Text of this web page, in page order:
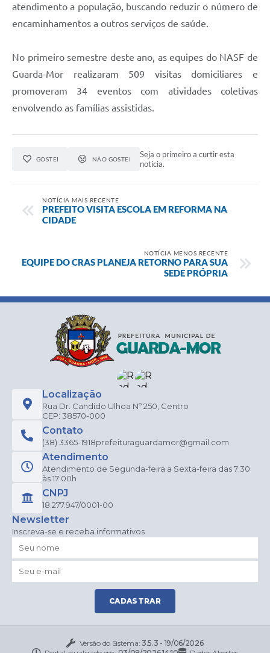
atendimento a população, buscando reduzir o número de
encaminhamentos a outros serviços de saúde.
No primeiro semestre deste ano, as equipes do NASF de
Guarda-Mor realizaram 509 visitas domiciliares e
promoveram 34 eventos com atividades coletivas
envolvendo as famílias assistidas.
GOSTEI NÃO GOSTEI
Seja o primeiro a curtir esta
notícia.
NOTÍCIA MAIS RECENTE
PREFEITO VISITA ESCOLA EM REFORMA NA
CIDADE
NOTÍCIA MENOS RECENTE
EQUIPE DO CRAS PLANEJA RETORNO PARA SUA
SEDE PRÓPRIA
Localização
Rua Dr. Candido Ulhoa Nº 250, Centro
CEP: 38570-000
Contato
(38) 3365-1918prefeituraguardamor@gmail.com
Atendimento
Atendimento de Segunda-feira a Sexta-feira das 7:30
às 17:00h
CNPJ
18.277.947/0001-00
Newsletter
Inscreva-se e receba informativos
CADASTRAR
Versão do Sistema: 3.5.3 - 19/06/2026